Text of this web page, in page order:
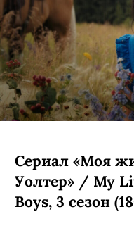
Сериал «Моя
Уолтер» / My
Boys, 3 сезон